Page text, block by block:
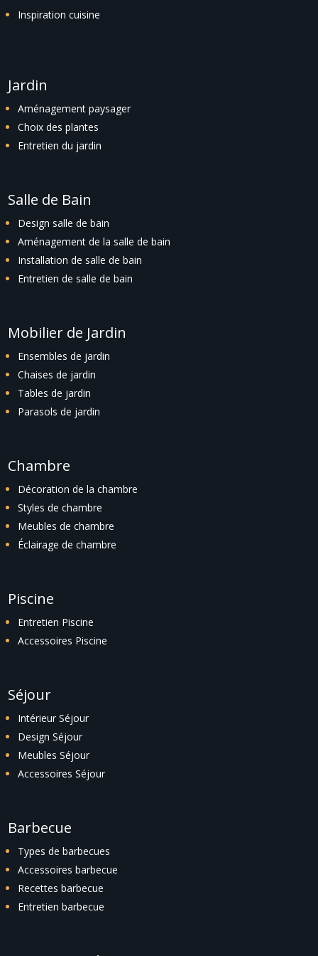
Inspiration cuisine
Jardin
Aménagement paysager
Choix des plantes
Entretien du jardin
Salle de Bain
Design salle de bain
Aménagement de la salle de bain
Installation de salle de bain
Entretien de salle de bain
Mobilier de Jardin
Ensembles de jardin
Chaises de jardin
Tables de jardin
Parasols de jardin
Chambre
Décoration de la chambre
Styles de chambre
Meubles de chambre
Éclairage de chambre
Piscine
Entretien Piscine
Accessoires Piscine
Séjour
Intérieur Séjour
Design Séjour
Meubles Séjour
Accessoires Séjour
Barbecue
Types de barbecues
Accessoires barbecue
Recettes barbecue
Entretien barbecue